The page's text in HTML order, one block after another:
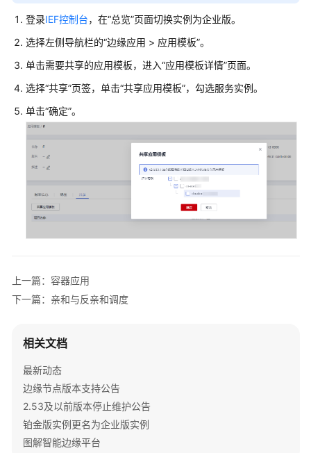
统
权
登录IEF控制台，在“总览”页面切换实例为企业版。
选择左侧导航栏的“边缘应用 > 应用模板”。
单击需要共享的应用模板，进入“应用模板详情”页面。
选择“共享”页签，单击“共享应用模板”，勾选服务实例。
单击“确定”。
上一篇：容器应用
下一篇：亲和与反亲和调度
相关文档
最新动态
边缘节点版本支持公告
2.53及以前版本停止维护公告
铂金版实例更名为企业版实例
图解智能边缘平台